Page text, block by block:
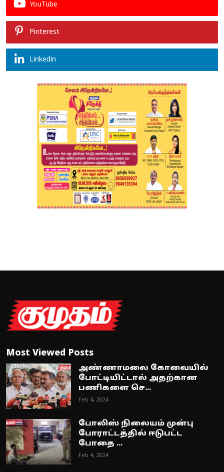
YouTube
Pinterest
Linkedin
Most Viewed Posts
அண்ணாமலை கோவையில்
போட்டியிட்டால் அதற்கான
பணிகளை செ...
Feb 4, 2024
போலிஸ் நிலையம் முன்பு
போராட்டத்தில் ஈடுபட்ட
போதை ...
Feb 4, 2024